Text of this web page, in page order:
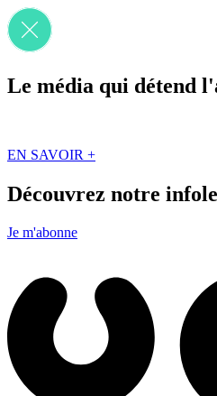
Le média qui détend
EN SAVOIR +
Découvrez notre
Je m'abonne